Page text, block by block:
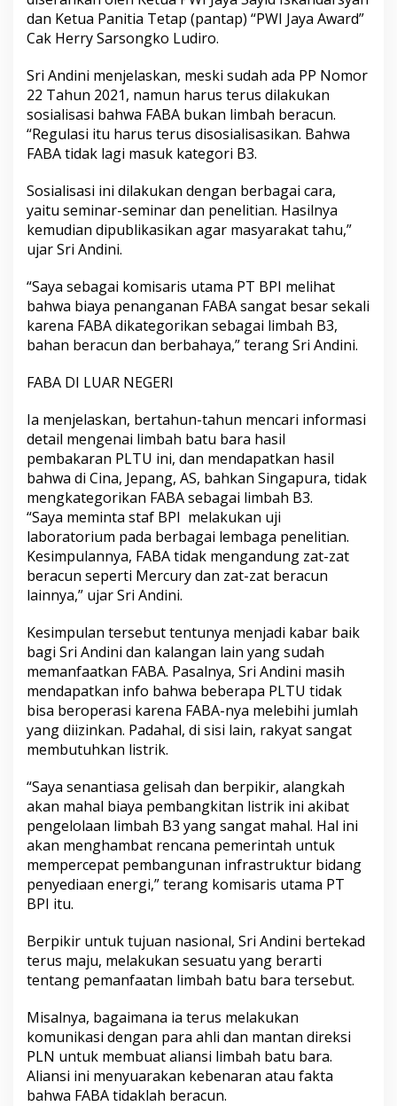
dan Ketua Panitia Tetap (pantap) “PWI Jaya Award”
Cak Herry Sarsongko Ludiro.
Sri Andini menjelaskan, meski sudah ada PP Nomor
22 Tahun 2021, namun harus terus dilakukan
sosialisasi bahwa FABA bukan limbah beracun.
“Regulasi itu harus terus disosialisasikan. Bahwa
FABA tidak lagi masuk kategori B3.
Sosialisasi ini dilakukan dengan berbagai cara,
yaitu seminar-seminar dan penelitian. Hasilnya
kemudian dipublikasikan agar masyarakat tahu,”
ujar Sri Andini.
“Saya sebagai komisaris utama PT BPI melihat
bahwa biaya penanganan FABA sangat besar sekali
karena FABA dikategorikan sebagai limbah B3,
bahan beracun dan berbahaya,” terang Sri Andini.
FABA DI LUAR NEGERI
Ia menjelaskan, bertahun-tahun mencari informasi
detail mengenai limbah batu bara hasil
pembakaran PLTU ini, dan mendapatkan hasil
bahwa di Cina, Jepang, AS, bahkan Singapura, tidak
mengkategorikan FABA sebagai limbah B3.
“Saya meminta staf BPI melakukan uji
laboratorium pada berbagai lembaga penelitian.
Kesimpulannya, FABA tidak mengandung zat-zat
beracun seperti Mercury dan zat-zat beracun
lainnya,” ujar Sri Andini.
Kesimpulan tersebut tentunya menjadi kabar baik
bagi Sri Andini dan kalangan lain yang sudah
memanfaatkan FABA. Pasalnya, Sri Andini masih
mendapatkan info bahwa beberapa PLTU tidak
bisa beroperasi karena FABA-nya melebihi jumlah
yang diizinkan. Padahal, di sisi lain, rakyat sangat
membutuhkan listrik.
“Saya senantiasa gelisah dan berpikir, alangkah
akan mahal biaya pembangkitan listrik ini akibat
pengelolaan limbah B3 yang sangat mahal. Hal ini
akan menghambat rencana pemerintah untuk
mempercepat pembangunan infrastruktur bidang
penyediaan energi,” terang komisaris utama PT
BPI itu.
Berpikir untuk tujuan nasional, Sri Andini bertekad
terus maju, melakukan sesuatu yang berarti
tentang pemanfaatan limbah batu bara tersebut.
Misalnya, bagaimana ia terus melakukan
komunikasi dengan para ahli dan mantan direksi
PLN untuk membuat aliansi limbah batu bara.
Aliansi ini menyuarakan kebenaran atau fakta
bahwa FABA tidaklah beracun.